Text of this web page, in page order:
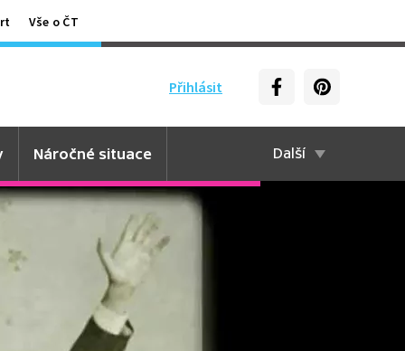
Vše o ČT
Přihlásit
Náročné situace Další